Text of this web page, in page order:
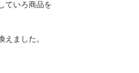
ていろ商品を
ました。